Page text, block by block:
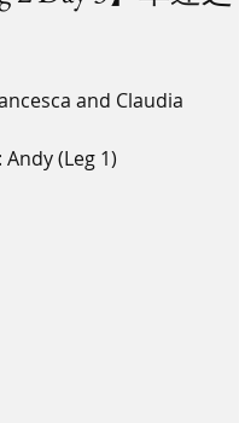
and Claudia
(Leg 1)